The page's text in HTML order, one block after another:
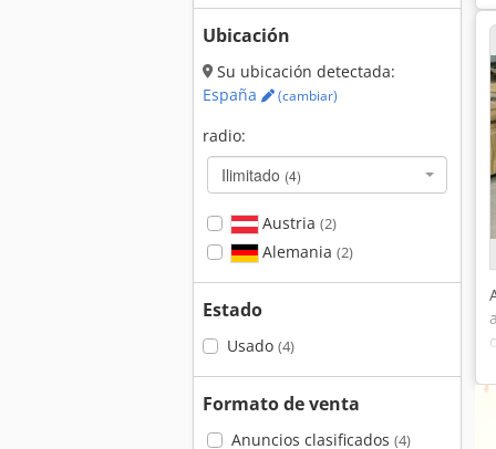
Ubicación
Su ubicación detectada:
España
(cambiar)
radio:
Ilimitado (4)
Austria (2)
Alemania (2)
Estado
Usado (4)
Formato de venta
Anuncios clasificados (4)